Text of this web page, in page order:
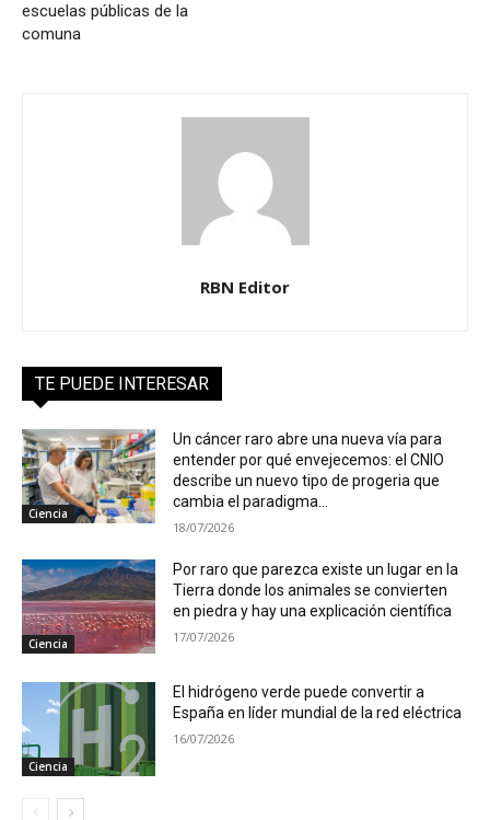
escuelas públicas de la
comuna
RBN Editor
TE PUEDE INTERESAR
Ciencia
Un cáncer raro abre una nueva vía para
entender por qué envejecemos: el CNIO
describe un nuevo tipo de progeria que
cambia el paradigma...
18/07/2026
Ciencia
Por raro que parezca existe un lugar en la
Tierra donde los animales se convierten
en piedra y hay una explicación científica
17/07/2026
Ciencia
El hidrógeno verde puede convertir a
España en líder mundial de la red eléctrica
16/07/2026